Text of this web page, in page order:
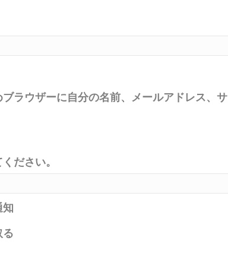
ラウザーに自分の名前、メールアドレス、サ
ださい。
知
る